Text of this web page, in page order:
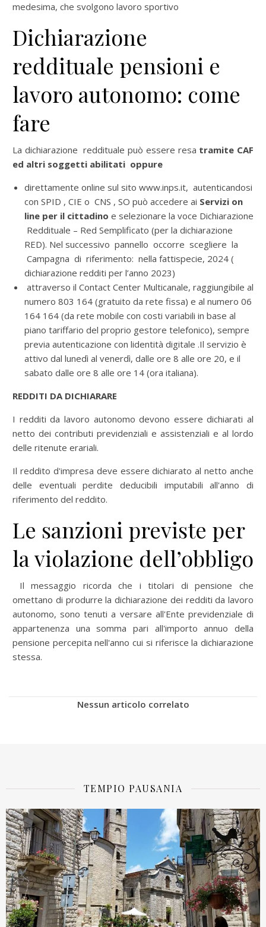
medesima, che svolgono lavoro sportivo
Dichiarazione
reddituale pensioni e
lavoro autonomo: come
fare
La dichiarazione reddituale può essere resa tramite CAF
ed altri soggetti abilitati oppure
direttamente online sul sito www.inps.it, autenticandosi
con SPID , CIE o CNS , SO può accedere ai Servizi on
line per il cittadino e selezionare la voce Dichiarazione
Reddituale – Red Semplificato (per la dichiarazione
RED). Nel successivo pannello occorre scegliere la
Campagna di riferimento: nella fattispecie, 2024 (
dichiarazione redditi per l’anno 2023)
attraverso il Contact Center Multicanale, raggiungibile al
numero 803 164 (gratuito da rete fissa) e al numero 06
164 164 (da rete mobile con costi variabili in base al
piano tariffario del proprio gestore telefonico), sempre
previa autenticazione con lidentità digitale .Il servizio è
attivo dal lunedì al venerdì, dalle ore 8 alle ore 20, e il
sabato dalle ore 8 alle ore 14 (ora italiana).
REDDITI DA DICHIARARE
I redditi da lavoro autonomo devono essere dichiarati al
netto dei contributi previdenziali e assistenziali e al lordo
delle ritenute erariali.
Il reddito d'impresa deve essere dichiarato al netto anche
delle eventuali perdite deducibili imputabili all'anno di
riferimento del reddito.
Le sanzioni previste per
la violazione dell’obbligo
Il messaggio ricorda che i titolari di pensione che
omettano di produrre la dichiarazione dei redditi da lavoro
autonomo, sono tenuti a versare all'Ente previdenziale di
appartenenza una somma pari all'importo annuo della
pensione percepita nell'anno cui si riferisce la dichiarazione
stessa.
Nessun articolo correlato
TEMPIO PAUSANIA